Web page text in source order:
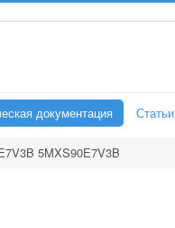
документация Статьи
5MXS90E7V3B